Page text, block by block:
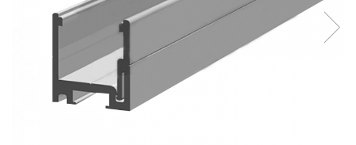
Profil toc usa sticla
Feronerie toc usa sticla
Set broasca + balama + maner usa
Set broasca + balama usa sticla